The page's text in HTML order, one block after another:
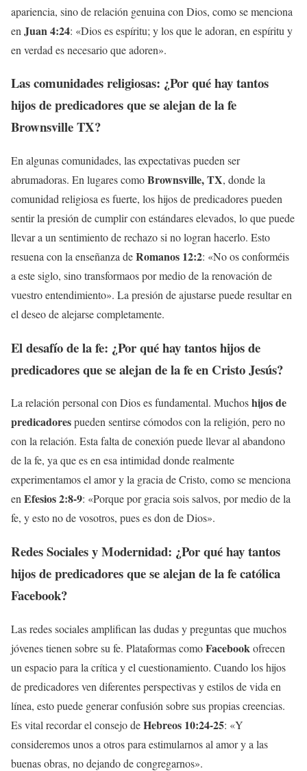
apariencia, sino de relación genuina con Dios, como se menciona
en Juan 4:24: «Dios es espíritu; y los que le adoran, en espíritu y
en verdad es necesario que adoren».
Las comunidades religiosas: ¿Por qué hay tantos
hijos de predicadores que se alejan de la fe
Brownsville TX?
En algunas comunidades, las expectativas pueden ser
abrumadoras. En lugares comoBrownsville, TX, donde la
comunidad religiosa es fuerte, los hijos de predicadores pueden
sentir la presión de cumplir con estándares elevados, lo que puede
llevar a un sentimiento de rechazo si no logran hacerlo. Esto
resuena con la enseñanza deRomanos 12:2: «No os conforméis
a este siglo, sino transformaos por medio de la renovación de
vuestro entendimiento». La presión de ajustarse puede resultar en
el deseo de alejarse completamente.
El desafío de la fe: ¿Por qué hay tantoshijos de
predicadores que se alejan de la fe en Cristo Jesús?
La relación personal con Dios es fundamental. Muchoshijos de
predicadorespueden sentirse cómodos con la religión, pero no
con la relación. Esta falta de conexión puede llevar al abandono
de la fe, ya que es en esa intimidad donde realmente
experimentamos el amor y la gracia de Cristo, como se menciona
enEfesios 2:8-9: «Porque por gracia sois salvos, por medio de la
fe, y esto no de vosotros, pues es don de Dios».
Redes Sociales y Modernidad: ¿Por qué hay tantos
hijos de predicadores que se alejan de la fe católica
Facebook?
Las redes sociales amplifican las dudas y preguntas que muchos
jóvenes tienen sobre su fe. Plataformas comoFacebookofrecen
un espacio para la crítica y el cuestionamiento. Cuando los hijos
de predicadores ven diferentes perspectivas y estilos de vida en
línea, esto puede generar confusión sobre sus propias creencias.
Es vital recordar el consejo deHebreos 10:24-25: «Y
consideremos unos a otros para estimularnos al amor y a las
buenas obras, no dejando de congregarnos».